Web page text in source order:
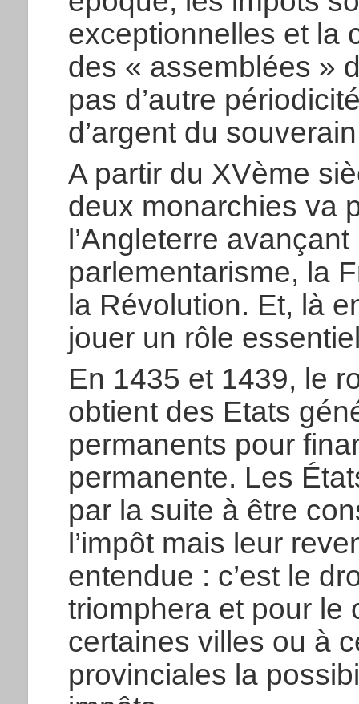
exceptionnelles et la
des « assemblées »
pas d’autre
d’argent du
A partir du XVème
deux monarchies va
l’Angleterre
parlementarisme, la
la Révolution. Et, là
jouer un rôle
En 1435 et 1439, le
obtient des Etats
permanents pour
permanente. Les
par la suite à être
l’impôt mais leur
entendue : c’est le
triomphera et pour le
certaines villes ou à
provinciales la